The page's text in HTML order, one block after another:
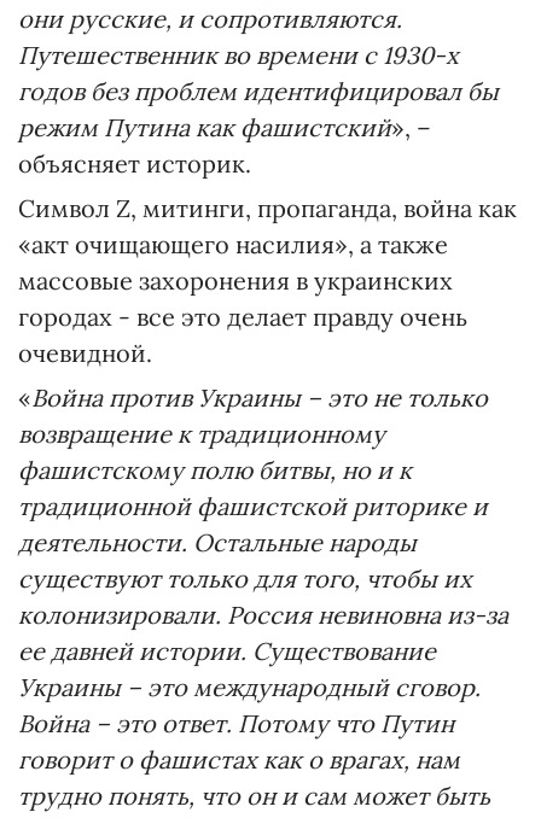
они русские, и сопротивляются.
Путешественник во времени с 1930-х
годов без проблем идентифицировал бы
режим Путина как фашистский», –
объясняет историк.
Символ Z, митинги, пропаганда, война как
«акт очищающего насилия», а также
массовые захоронения в украинских
городах - все это делает правду очень
очевидной.
«Война против Украины – это не только
возвращение к традиционному
фашистскому полю битвы, но и к
традиционной фашистской риторике и
деятельности. Остальные народы
существуют только для того, чтобы их
колонизировали. Россия невиновна из-за
ее давней истории. Существование
Украины – это международный сговор.
Война – это ответ. Потому что Путин
говорит о фашистах как о врагах, нам
трудно понять, что он и сам может быть